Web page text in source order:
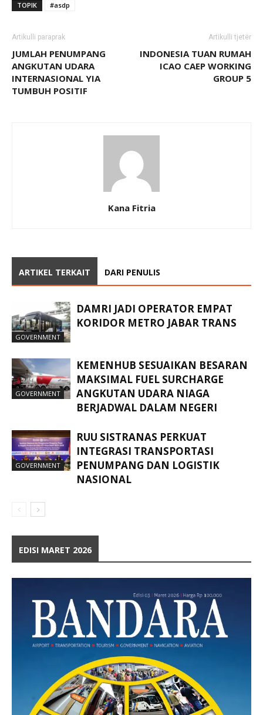
TOPIK #asdp
Artikulli paraprak
JUMLAH PENUMPANG
ANGKUTAN UDARA
INTERNASIONAL YIA
TUMBUH POSITIF
Artikulli tjetër
INDONESIA TUAN RUMAH
ICAO CAEP WORKING
GROUP 5
Kana Fitria
ARTIKEL TERKAIT DARI PENULIS
GOVERNMENT
DAMRI JADI OPERATOR EMPAT
KORIDOR METRO JABAR TRANS
GOVERNMENT
KEMENHUB SESUAIKAN BESARAN
MAKSIMAL FUEL SURCHARGE
ANGKUTAN UDARA NIAGA
BERJADWAL DALAM NEGERI
GOVERNMENT
RUU SISTRANAS PERKUAT
INTEGRASI TRANSPORTASI
PENUMPANG DAN LOGISTIK
NASIONAL
EDISI MARET 2026